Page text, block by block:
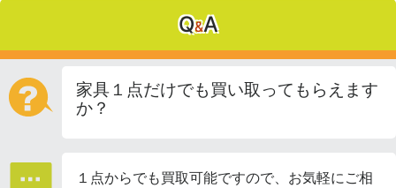
Q&A
家具１点だけでも買い取ってもらえます
か？
１点からでも買取可能ですので、お気軽にご相